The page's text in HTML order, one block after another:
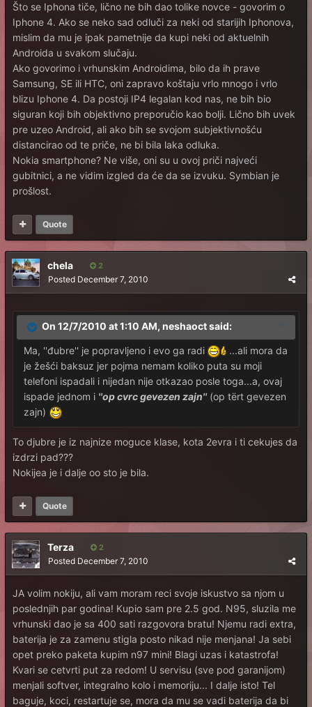
Što se Iphona tiče, lično ne bih dao tolike novce - govorim o
Iphone 4. Ako se neko sad odluči za neki od starijih Iphonova,
mislim da mu je ipak pametnije da kupi neki od aktuelnih
Androida u svakom slučaju.
Ako govorimo i vrhunskim Androidima, bilo da ih prave
Samsung, SE ili HTC, oni zapravo koštaju vrlo mnogo i vrlo
blizu Iphone 4. Da postoji IP4 legalan kod nas, ne bih bio
siguran koji bih objektivno preporučio kao bolji. Lično bih uvek
pre uzeo Android, ali ako bih se svojom subjektivnošću
distancirao od te priče, ne bi bila laka odluka.
Nokia smartphone? Ne više, oni su u ovoj priči najveći
gubitnici, a ne vidim izgled da će da se izvuku. Symbian je
prošlost.
Quote
chela 2
Posted December 7, 2010
On 12/7/2010 at 1:10 AM, neshaoct said:
Ma, ''đubre'' je popravljeno i evo ga radi
...ali mora da
je žešći baksuz jer pojma nemam koliko puta su moji
telefoni ispadali i nijedan nije otkazao posle toga...a, ovaj
ispade jednom i ''op cvrc gevezen zajn'' (op tërt gevezen
zajn)
To djubre je iz najnize moguce klase, kota 2evra i ti cekujes da
izdrzi pad???
Nokijea je i dalje oo sto je bila.
Quote
Terza 2
Posted December 7, 2010
JA volim nokiju, ali vam moram reci svoje iskustvo sa njom u
poslednjih par godina! Kupio sam pre 2.5 god. N95, sluzila me
vrhunski dao je sa 400 sati razgovora bratu! Njemu radi extra,
baterija je za zamenu stigla posto nikad nije menjana! Ja sebi
opet preko paketa kupim n97 mini! Blagi uzas i katastrofa!
Kvari se cetvrti put za redom! U servisu (sve pod garanijom)
menjali softver, integralno kolo i memoriju... I dalje isto! Tel
baguje, koci, restartuje se, mora da mu se vadi baterija da bi